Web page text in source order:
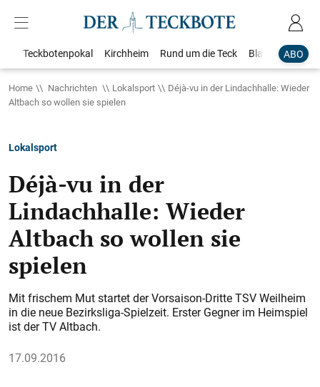
ABO
Teckbotenpokal Kirchheim Rund um die Teck Blaulicht
Home Nachrichten Lokalsport
Déjà-vu in der Lindachhalle: Wieder
Altbach so wollen sie spielen
Lokalsport
Déjà-vu in der
Lindachhalle: Wieder
Altbach so wollen sie
spielen
Mit frischem Mut startet der Vorsaison-Dritte TSV Weilheim
in die neue Bezirksliga-Spielzeit. Erster Gegner im Heimspiel
ist der TV Altbach.
17.09.2016